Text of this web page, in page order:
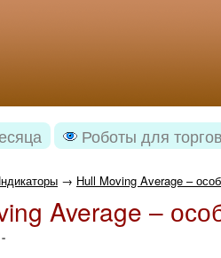
Роботы для
→ Hull Moving Average –
Average –